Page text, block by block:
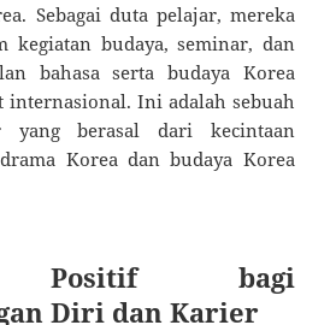
Sebagai duta pelajar, mereka
kegiatan budaya, seminar, dan
bahasa serta budaya Korea
internasional. Ini adalah sebuah
yang berasal dari kecintaan
Korea dan budaya Korea
Positif bagi
Diri dan Karier